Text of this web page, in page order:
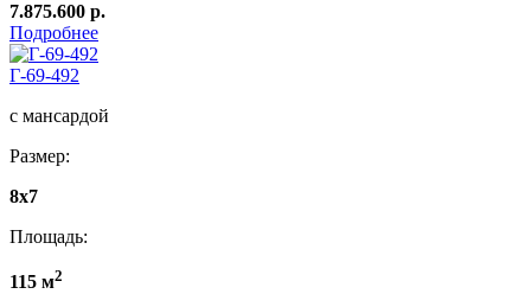
7.875.600 р.
Подробнее
Г-69-492
с мансардой
Размер:
8х7
Площадь:
115 м2